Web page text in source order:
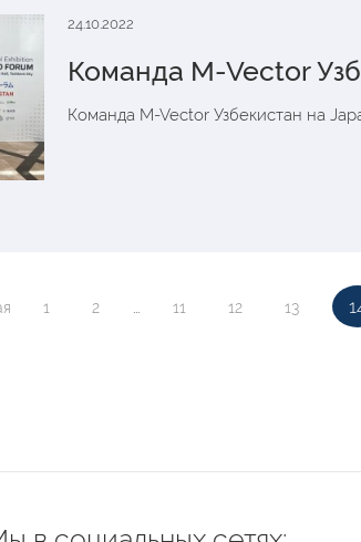
24.10.2022
Команда M-Vector
Команда M-Vector Узбекистан на
1 2 11 12 13